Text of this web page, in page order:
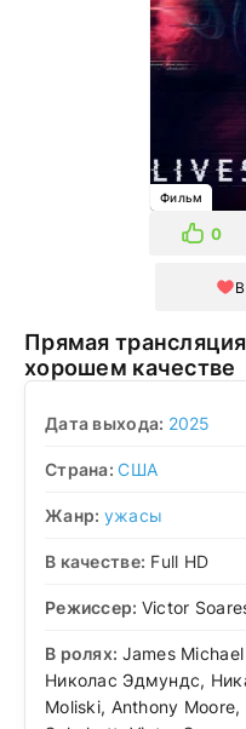
Фильм
0
Прямая трансляция (2025) смотреть в
хорошем качестве
Дата выхода: 2025
Страна:США
Жанр: ужасы
В качестве: Full HD
Режиссер: Victor
В ролях: James
Николас Эдмундс,
Moliski, Anthony